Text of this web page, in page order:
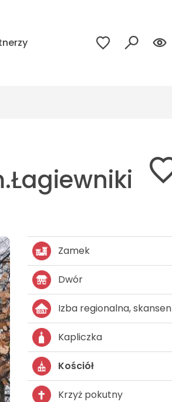
Zamek
Dwór
Izba regionalna, skansen
Kapliczka
Kościół
Krzyż pokutny